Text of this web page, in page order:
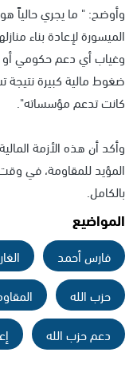
وأوضح: " ما يجري حالياً
الميسورة لإعادة بناء
وغياب أي دعم حكومي أو
ضغوط مالية كبيرة نتيجة
كانت تدعم مؤسساته".
وأكد أن هذه الأزمة
المؤيد للمقاومة، في وقت
بالكامل.
المواضيع
فارس أحمد
حزب الله
دعم حزب الله